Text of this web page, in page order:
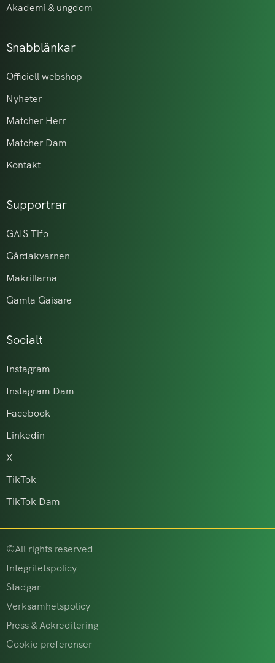
Akademi & ungdom
Snabblänkar
Officiell webshop
Nyheter
Matcher Herr
Matcher Dam
Kontakt
Supportrar
GAIS Tifo
Gårdakvarnen
Makrillarna
Gamla Gaisare
Socialt
Instagram
Instagram Dam
Facebook
Linkedin
X
TikTok
TikTok Dam
©All rights reserved
Integritetspolicy
Stadgar
Verksamhetspolicy
Press & Ackreditering
Cookie preferenser